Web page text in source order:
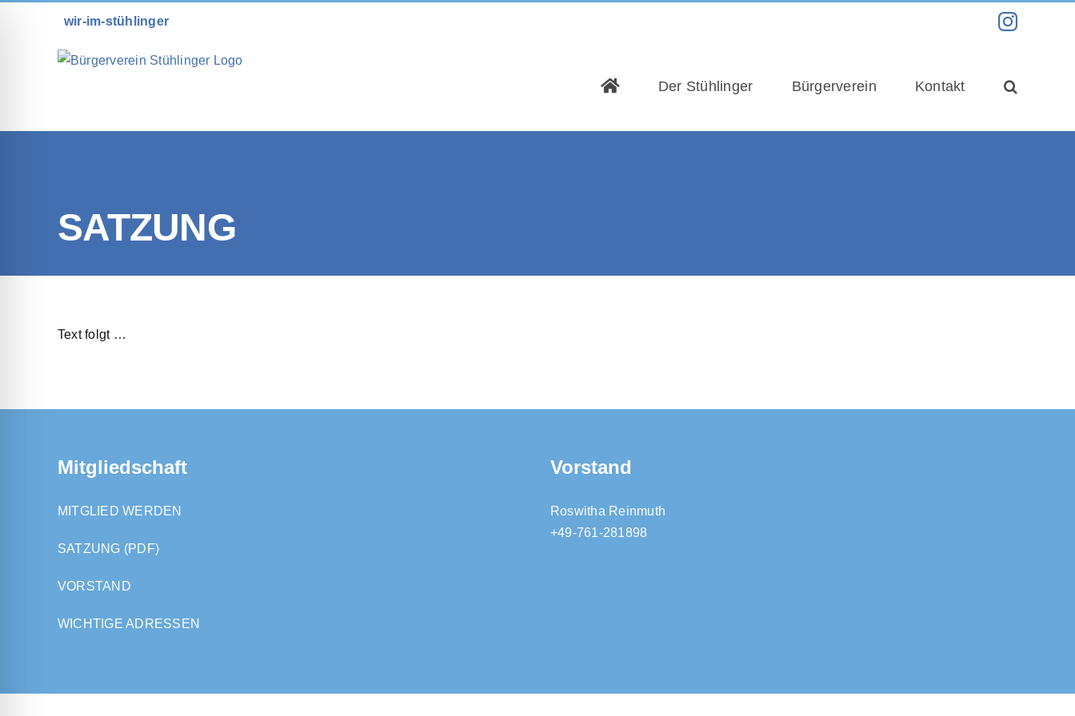
wir-im-stühlinger
Der Stühlinger Bürgerverein Kontakt
SATZUNG
Text folgt …
Mitgliedschaft
MITGLIED WERDEN
SATZUNG (PDF)
VORSTAND
WICHTIGE ADRESSEN
Vorstand
Roswitha Reinmuth
+49-761-281898